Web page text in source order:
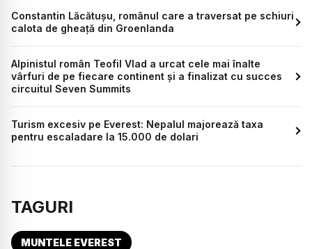
Constantin Lăcătușu, românul care a traversat pe schiuri
calota de gheață din Groenlanda
Alpinistul român Teofil Vlad a urcat cele mai înalte
vârfuri de pe fiecare continent și a finalizat cu succes
circuitul Seven Summits
Turism excesiv pe Everest: Nepalul majorează taxa
pentru escaladare la 15.000 de dolari
TAGURI
MUNTELE EVEREST